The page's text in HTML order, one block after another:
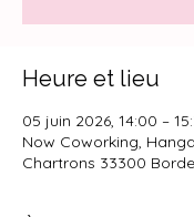
Heure et lieu
05 juin 2026, 14:00 –
Now Coworking,
Chartrons 33300